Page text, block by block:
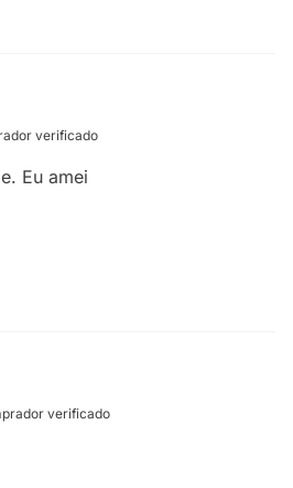
verificado
Eu amei
verificado